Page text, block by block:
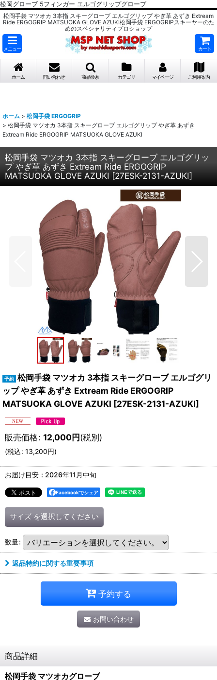
松岡グローブ 5フィンガー エルゴグリップグローブ
松岡手袋 マツオカ 3本指 スキーグローブ エルゴグリップ やぎ革 あずき Extream
Ride ERGOGRIP MATSUOKA GLOVE AZUKI松岡手袋 ERGOGRIPスキーヤーのた
めのスペシャリティプロショップ
メニュー カート
ホーム 問い合わせ 商品検索 カテゴリ マイページ ご利用案内
ホーム > 松岡手袋 ERGOGRIP
> 松岡手袋 マツオカ 3本指 スキーグローブ エルゴグリップ やぎ革 あずき
Extream Ride ERGOGRIP MATSUOKA GLOVE AZUKI
松岡手袋 マツオカ 3本指 スキーグローブ エルゴグリッ
プ やぎ革 あずき Extream Ride ERGOGRIP
MATSUOKA GLOVE AZUKI [27ESK-2131-AZUKI]
松岡手袋 マツオカ 3本指 スキーグローブ エルゴグリ
ップ やぎ革 あずき Extream Ride ERGOGRIP
MATSUOKA GLOVE AZUKI [27ESK-2131-AZUKI]
販売価格: 12,000円(税別)
(税込: 13,200円)
お届け目安 : 2026年11月中旬
Facebookでシェア
サイズ を選択してください
数量:
返品特約に関する重要事項
予約する
お問い合わせ
商品詳細
松岡手袋 マツオカグローブ